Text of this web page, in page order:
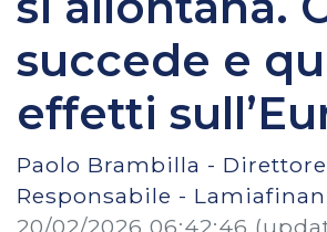
succede e
effetti
Paolo Brambilla - Direttore
Responsabile -
20/02/2026 06:42:46